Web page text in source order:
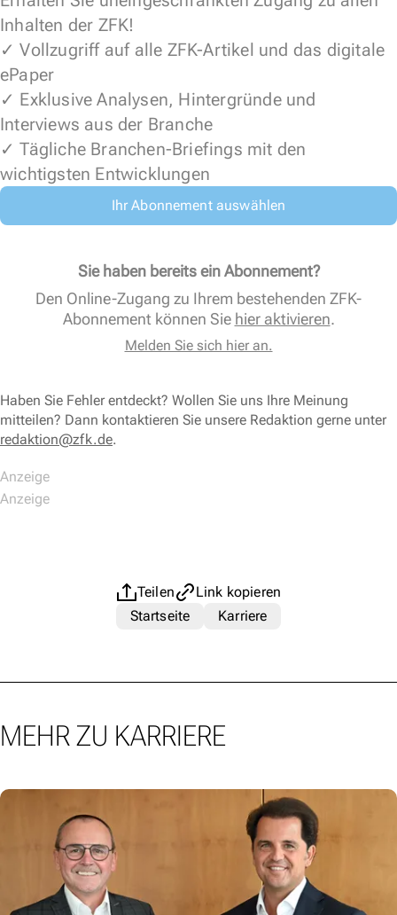
Inhalten der ZFK!
✓ Vollzugriff auf alle ZFK-Artikel und das digitale
ePaper
✓ Exklusive Analysen, Hintergründe und
Interviews aus der Branche
✓ Tägliche Branchen-Briefings mit den
wichtigsten Entwicklungen
Ihr Abonnement auswählen
Sie haben bereits ein Abonnement?
Den Online-Zugang zu Ihrem bestehenden ZFK-
Abonnement können Sie hier aktivieren.
Melden Sie sich hier an.
Haben Sie Fehler entdeckt? Wollen Sie uns Ihre Meinung
mitteilen? Dann kontaktieren Sie unsere Redaktion gerne unter
redaktion@zfk.de.
Teilen
Link kopieren
Startseite
Karriere
MEHR ZU KARRIERE